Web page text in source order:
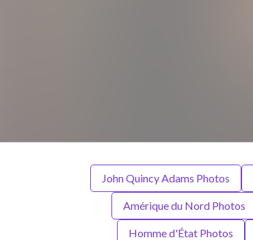
John Quincy Adams Photos
Amérique du Nord Photos
Homme d'État Photos